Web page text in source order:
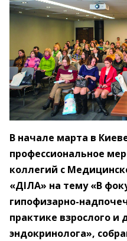
В начале марта в
профессиональное
коллегий с
«ДІЛА» на тему «В
гипофизарно-
практике взрослого и
эндокринолога»,